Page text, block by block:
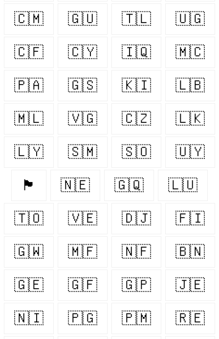
🇨🇲 🇬🇺 🇹🇱 🇺🇬
🇨🇫 🇨🇾 🇮🇶 🇲🇨
🇵🇦 🇬🇸 🇰🇮 🇱🇧
🇲🇱 🇻🇬 🇨🇿 🇱🇰
🇱🇾 🇸🇲 🇸🇴 🇺🇾
🏴󠁧󠁢󠁷󠁬󠁳󠁿 🇳🇪 🇬🇶 🇱🇺
🇹🇴 🇻🇪 🇩🇯 🇫🇮
🇬🇼 🇲🇫 🇳🇫 🇧🇳
🇬🇪 🇬🇫 🇬🇵 🇯🇪
🇳🇮 🇵🇬 🇵🇲 🇷🇪